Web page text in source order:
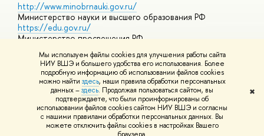
Мы используем файлы cookies для улучшения работы сайта
НИУ ВШЭ и большего удобства его использования. Более
подробную информацию об использовании файлов cookies
можно найти здесь, наши правила обработки персональных
данных –здесь. Продолжая пользоваться сайтом, вы
подтверждаете, что были проинформированы об
использовании файлов cookies сайтом НИУ ВШЭ и согласны
с нашими правилами обработки персональных данных. Вы
можете отключить файлы cookies в настройках Вашего
✖
http://www.minobrnauki.gov.ru/
Министерство науки и высшего образования РФ
https://edu.gov.ru/
Министерство просвещения РФ
https://elearning.hse.ru/mooc
Массовые открытые онлайн-курсы
© НИУ ВШЭ 1993–2026 Адреса и контактыУсловия
использования материалов Политика конфиденциальности
Шрифты HSE Sans и HSE Slab разработаны вШколе дизайна НИУ